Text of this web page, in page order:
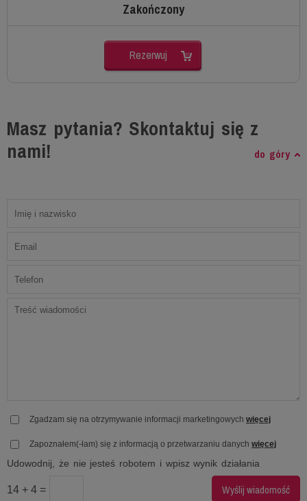
Zakończony
Rezerwuj
Masz pytania? Skontaktuj się z
nami!
do góry
Zgadzam się na otrzymywanie informacji marketingowych więcej
Zapoznałem(-łam) się z informacją o przetwarzaniu danych więcej
Udowodnij, że nie jesteś robotem i wpisz wynik działania
14 + 4 =